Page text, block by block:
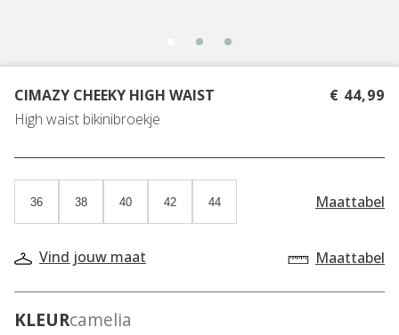
CIMAZY CHEEKY HIGH WAIST
High waist bikinibroekje
€ 44,99
36 38 40 42 44 Maattabel
Vind jouw maat Maattabel
KLEURcamelia